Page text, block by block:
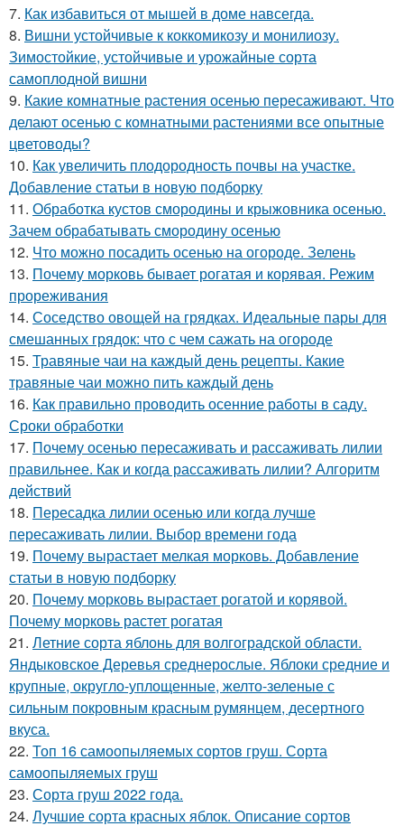
7. Как избавиться от мышей в доме навсегда.
8. Вишни устойчивые к коккомикозу и монилиозу.
Зимостойкие, устойчивые и урожайные сорта
самоплодной вишни
9. Какие комнатные растения осенью пересаживают. Что
делают осенью с комнатными растениями все опытные
цветоводы?
10. Как увеличить плодородность почвы на участке.
Добавление статьи в новую подборку
11. Обработка кустов смородины и крыжовника осенью.
Зачем обрабатывать смородину осенью
12. Что можно посадить осенью на огороде. Зелень
13. Почему морковь бывает рогатая и корявая. Режим
прореживания
14. Соседство овощей на грядках. Идеальные пары для
смешанных грядок: что с чем сажать на огороде
15. Травяные чаи на каждый день рецепты. Какие
травяные чаи можно пить каждый день
16. Как правильно проводить осенние работы в саду.
Сроки обработки
17. Почему осенью пересаживать и рассаживать лилии
правильнее. Как и когда рассаживать лилии? Алгоритм
действий
18. Пересадка лилии осенью или когда лучше
пересаживать лилии. Выбор времени года
19. Почему вырастает мелкая морковь. Добавление
статьи в новую подборку
20. Почему морковь вырастает рогатой и корявой.
Почему морковь растет рогатая
21. Летние сорта яблонь для волгоградской области.
Яндыковское Деревья среднерослые. Яблоки средние и
крупные, округло-уплощенные, желто-зеленые с
сильным покровным красным румянцем, десертного
вкуса.
22. Топ 16 самоопыляемых сортов груш. Сорта
самоопыляемых груш
23. Сорта груш 2022 года.
24. Лучшие сорта красных яблок. Описание сортов